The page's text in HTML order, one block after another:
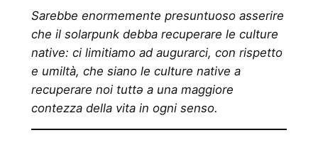
Sarebbe enormemente presuntuoso asserire
che il solarpunk debba recuperare le culture
native: ci limitiamo ad augurarci, con rispetto
e umiltà, che siano le culture native a
recuperare noi tuttə a una maggiore
contezza della vita in ogni senso.